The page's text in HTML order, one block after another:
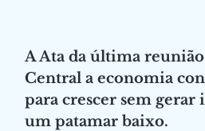
Coronavírus Infraestrutura
A Ata da última
Central a economia
para crescer sem
um patamar baixo.